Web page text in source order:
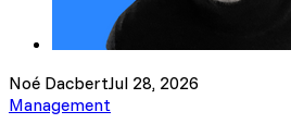
Noé DacbertJul 28, 2026
Management